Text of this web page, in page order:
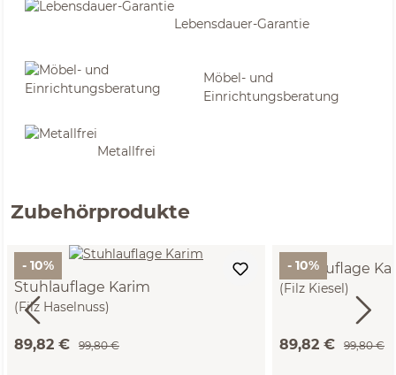
Lebensdauer-Garantie
Möbel- und
Einrichtungsberatung
Metallfrei
Zubehörprodukte
- 10%
Stuhlauflage Karim
(Filz Haselnuss)
89,82 € 99,80 €
- 10%
Stuhlauflage
(Filz Kiesel)
89,82 € 99,80 €